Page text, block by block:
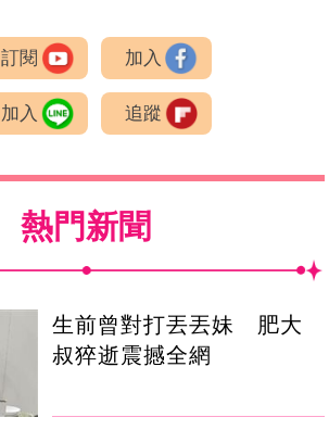
訂閱 加入
加入 追蹤
熱門新聞
生前曾對打丟丟妹 肥大
叔猝逝震撼全網